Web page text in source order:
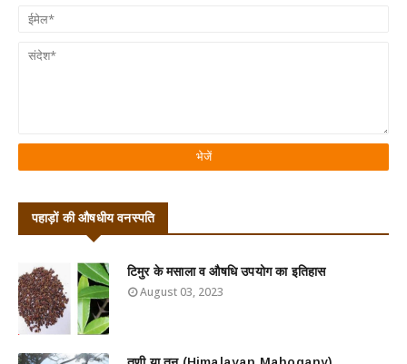
पहाड़ों की औषधीय वनस्पति
टिमुर के मसाला व औषधि उपयोग का इतिहास
August 03, 2023